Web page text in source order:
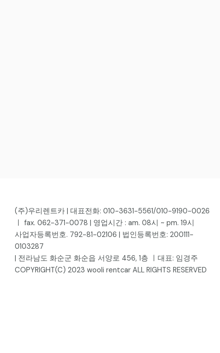
(주)우리렌트카 | 대표전화: 010-3631-5561/010-9190-0026
ㅣ fax. 062-371-0078 | 영업시간 : am. 08시 ~ pm. 19시
사업자등록번호. 792-81-02106 | 법인등록번호: 200111-
0103287
| 전라남도 화순군 화순읍 서양로 456, 1층 ㅣ대표: 임경주
COPYRIGHT(C) 2023 wooli rentcar ALL RIGHTS RESERVED